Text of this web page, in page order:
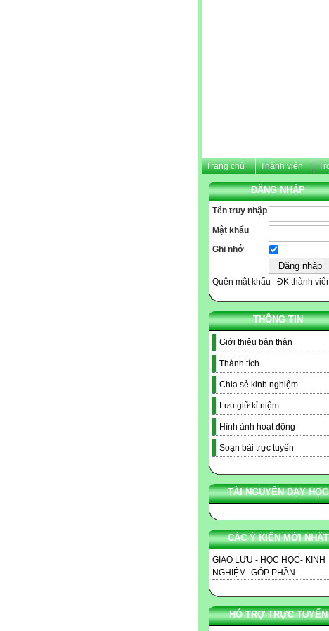
Trang chủ Thành viên
ĐĂNG NHẬP
Tên truy nhập
Mật khẩu
Ghi nhớ
Quên mật khẩu ĐK thành
THÔNG TIN
Giới thiệu bản thân
Thành tích
Chia sẻ kinh nghiệm
Lưu giữ kỉ niệm
Hình ảnh hoạt động
Soạn bài trực tuyến
TÀI NGUYÊN DẠY HỌC
CÁC Ý KIẾN MỚI NHẤT
GIAO LƯU - HỌC HỌC- KINH
NGHIỆM -GÓP PHẦN...
HỖ TRỢ TRỰC TUYẾN